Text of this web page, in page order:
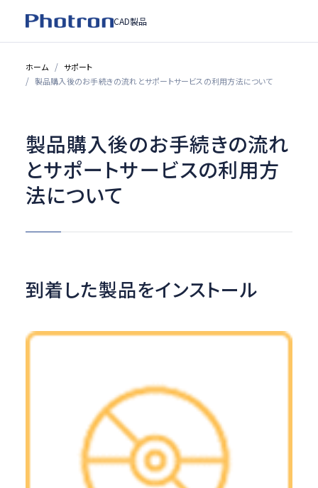
CAD製品
ホーム
サポート
製品購入後のお手続きの流れとサポートサービスの利用方法について
製品購入後のお手続きの流れ
とサポートサービスの利用方
法について
到着した製品をインストール